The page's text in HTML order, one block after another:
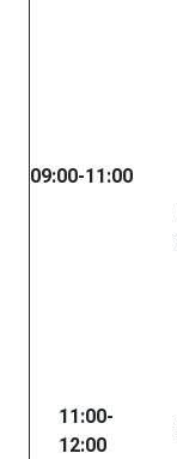
09:00-11:00
11:00-
12:00